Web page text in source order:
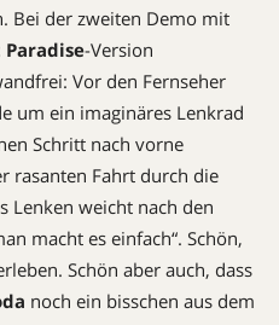
Bei der zweiten Demo mit
-Version
Vor den Fernseher
um ein imaginäres Lenkrad
Schritt nach vorne
rasanten Fahrt durch die
Lenken weicht nach den
macht es einfach“. Schön,
Schön aber auch, dass
noch ein bisschen aus dem